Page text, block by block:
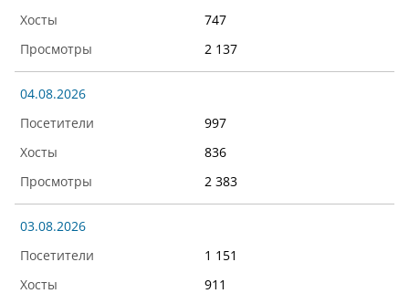
747
2 137
04.08.2026
997
836
2 383
03.08.2026
1 151
911